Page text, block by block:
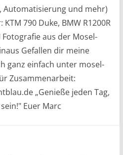
Automatisierung und mehr)
790 Duke, BMW R1200R
Fotografie aus der Mosel-
Gefallen dir meine
ganz einfach unter mosel-
Zusammenarbeit:
„Genieße jeden Tag,
Euer Marc